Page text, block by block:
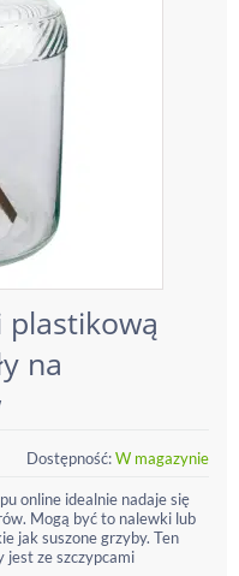
plastikową
na
Dostępność:W magazynie
online idealnie nadaje się
Mogą być to nalewki lub
jak suszone grzyby. Ten
jest ze szczypcami